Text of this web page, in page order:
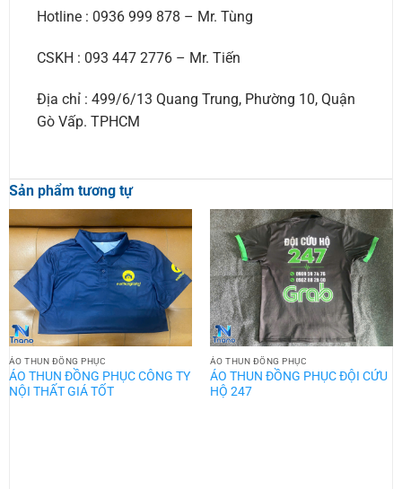
Hotline : 0936 999 878 – Mr. Tùng
CSKH : 093 447 2776 – Mr. Tiến
Địa chỉ : 499/6/13 Quang Trung, Phường 10, Quận
Gò Vấp. TPHCM
Sản phẩm tương tự
ÁO THUN ĐỒNG PHỤC
ÁO THUN ĐỒNG PHỤC CÔNG TY
NỘI THẤT GIÁ TỐT
ÁO THUN ĐỒNG PHỤC
ÁO THUN ĐỒNG PHỤC ĐỘI CỨU
HỘ 247